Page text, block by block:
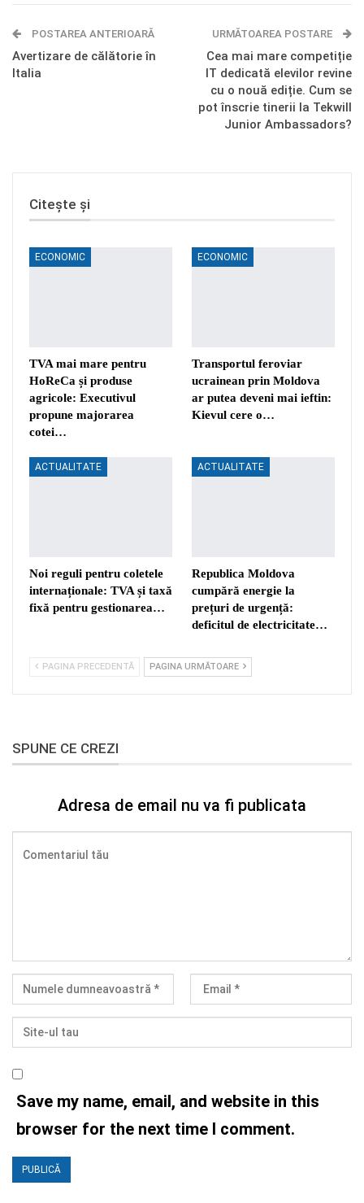
Telegram OK.ru
POSTAREA ANTERIOARĂ
Avertizare de călătorie în
Italia
URMĂTOAREA POSTARE
Cea mai mare competiție
IT dedicată elevilor revine
cu o nouă ediție. Cum se
pot înscrie tinerii la Tekwill
Junior Ambassadors?
Citește și
ECONOMIC
TVA mai mare pentru
HoReCa și produse
agricole: Executivul
propune majorarea
cotei…
ECONOMIC
Transportul feroviar
ucrainean prin Moldova
ar putea deveni mai ieftin:
Kievul cere o…
ACTUALITATE
Noi reguli pentru coletele
internaționale: TVA și taxă
fixă pentru gestionarea…
ACTUALITATE
Republica Moldova
cumpără energie la
prețuri de urgență:
deficitul de electricitate…
PAGINA PRECEDENTĂ PAGINA URMĂTOARE
SPUNE CE CREZI
Adresa de email nu va fi publicata
Save my name, email, and website in this
browser for the next time I comment.